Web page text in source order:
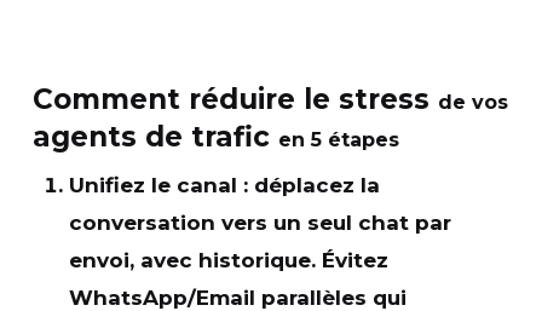
Comment réduire le stress de vos
agents de trafic en 5 étapes
Unifiez le canal : déplacez la
conversation vers un seul chat par
envoi, avec historique. Évitez
WhatsApp/Email parallèles qui